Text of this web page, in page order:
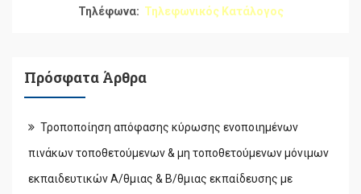
Τηλέφωνα: Τηλεφωνικός Κατάλογος
Πρόσφατα Άρθρα
Τροποποίηση απόφασης κύρωσης ενοποιημένων
πινάκων τοποθετούμενων & μη τοποθετούμενων μόνιμων
εκπαιδευτικών Α/θμιας & Β/θμιας εκπαίδευσης με